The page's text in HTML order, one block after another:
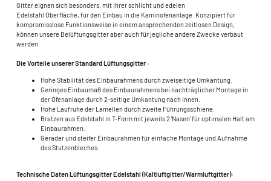
Gitter eignen sich besonders, mit ihrer schlicht und edelen
Edelstahl Oberfläche, für den Einbau in die Kaminofenanlage. Konzipiert für
kompromisslose Funktionsweise in einem ansprechenden zeitlosen Design,
können unsere Belüftungsgitter aber auch für jegliche andere Zwecke verbaut
werden.
Die Vorteile unserer Standard Lüftungsgitter :
Hohe Stabilität des Einbaurahmens durch zweiseitige Umkantung.
Geringes Einbaumaß des Einbaurahmens bei nachträglicher Montage in
der Ofenanlage durch 2-seitige Umkantung nach Innen.
Hohe Laufruhe der Lamellen durch zweite Führungsschiene.
Bratzen aus Edelstahl in T-Form mit jeweils 2 'Nasen' für optimalen Halt am
Einbaurahmen.
Gerader und steifer Einbaurahmen für einfache Montage und Aufnahme
des Stutzenbleches.
Technische Daten Lüftungsgitter Edelstahl (Kaltluftgitter/Warmluftgitter):